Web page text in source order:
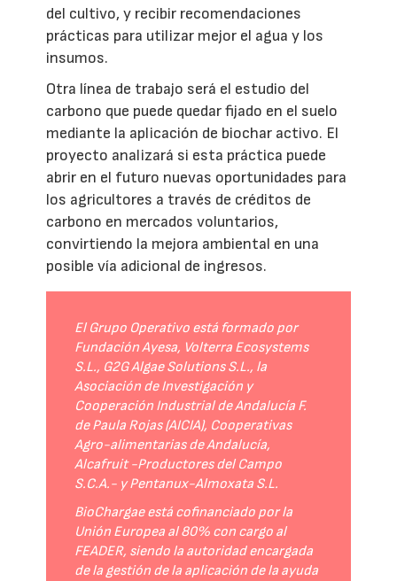
del cultivo, y recibir recomendaciones
prácticas para utilizar mejor el agua y los
insumos.
Otra línea de trabajo será el estudio del
carbono que puede quedar fijado en el suelo
mediante la aplicación de biochar activo. El
proyecto analizará si esta práctica puede
abrir en el futuro nuevas oportunidades para
los agricultores a través de créditos de
carbono en mercados voluntarios,
convirtiendo la mejora ambiental en una
posible vía adicional de ingresos.
El Grupo Operativo está formado por
Fundación Ayesa, Volterra Ecosystems
S.L., G2G Algae Solutions S.L., la
Asociación de Investigación y
Cooperación Industrial de Andalucía F.
de Paula Rojas (AICIA), Cooperativas
Agro-alimentarias de Andalucía,
Alcafruit -Productores del Campo
S.C.A.- y Pentanux-Almoxata S.L.
BioChargae está cofinanciado por la
Unión Europea al 80% con cargo al
FEADER, siendo la autoridad encargada
de la gestión de la aplicación de la ayuda